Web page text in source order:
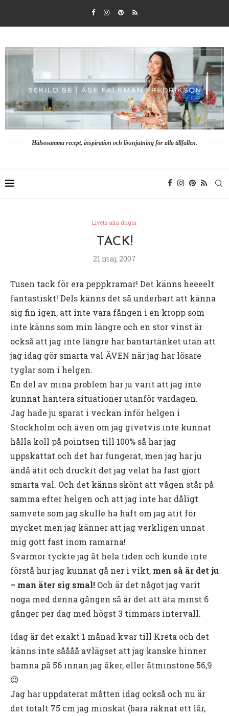
Hälsosamma recept, inspiration och livsnjutning för alla tillfällen.
Livets alla dagar
TACK!
21 maj, 2007
Tusen tack för era peppkramar! Det känns heeeelt
fantastiskt! Dels känns det så underbart att känna
sig fin igen, att inte vara fången i en kropp som
inte känns som min längre och en stor vinst är
också att jag inte längre har bantartänket utan att
jag idag gör smarta val ÄVEN när jag har lösare
tyglar som i helgen.
En del av mina problem har ju varit att jag inte
kunnat hantera situationer utanför vardagen.
Jag hade ju sparat i veckan inför helgen i
Stockholm och även om jag givetvis inte kunnat
hålla koll på pointsen till 100% så har jag
uppskattat och det har fungerat, men jag har ju
ändå ätit och druckit det jag velat ha fast gjort
smarta val. Och det känns skönt att vågen står på
samma efter helgen och att jag inte har dåligt
samvete som jag skulle ha haft om jag ätit för
mycket men jag känner att jag verkligen unnat
mig gott fast inom ramarna!
Svärmor tyckte jag åt hela tiden och kunde inte
förstå hur jag kunnat gå ner i vikt, men så är det ju
– man äter sig smal! Och är det något jag varit
noga med denna gången så är det att äta minst 6
gånger per dag med högst 3 timmars intervall.
Idag är det exakt 1 månad kvar till Kreta och det
känns inte såååå avlägset att jag kanske hinner
hamna på 56 innan jag åker, eller åtminstone 56,9
😉
Jag har uppdaterat måtten idag också och nu är
det totalt 75 cm jag minskat (bara räknat ett lår,